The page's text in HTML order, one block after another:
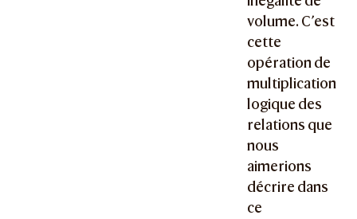
volume. C’est
cette
opération de
multiplication
logique des
relations que
nous
aimerions
décrire dans
ce